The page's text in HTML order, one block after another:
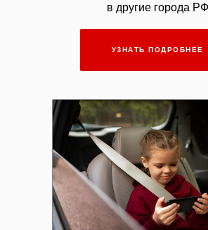
в другие города РФ
УЗНАТЬ ПОДРОБНЕЕ